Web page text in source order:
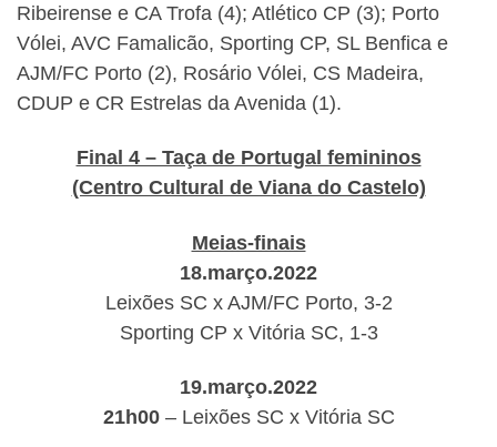
Ribeirense e CA Trofa (4); Atlético CP (3); Porto
Vólei, AVC Famalicão, Sporting CP, SL Benfica e
AJM/FC Porto (2), Rosário Vólei, CS Madeira,
CDUP e CR Estrelas da Avenida (1).
Final 4 – Taça de Portugal femininos
(Centro Cultural de Viana do Castelo)
Meias-finais
18.março.2022
Leixões SC x AJM/FC Porto, 3-2
Sporting CP x Vitória SC, 1-3
19.março.2022
21h00– Leixões SC x Vitória SC